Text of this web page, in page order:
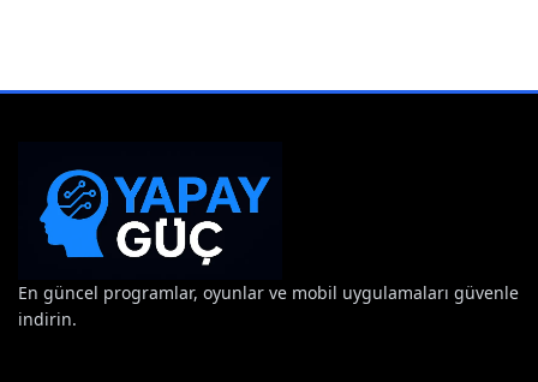
En güncel programlar, oyunlar ve mobil uygulamaları güvenle
indirin.